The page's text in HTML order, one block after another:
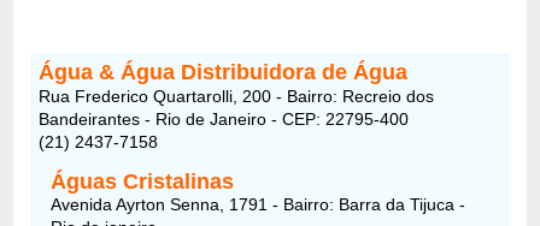
Água & Água Distribuidora de Água
Rua Frederico Quartarolli, 200 - Bairro: Recreio dos
Bandeirantes - Rio de Janeiro - CEP: 22795-400
(21) 2437-7158
Águas Cristalinas
Avenida Ayrton Senna, 1791 - Bairro: Barra da Tijuca -